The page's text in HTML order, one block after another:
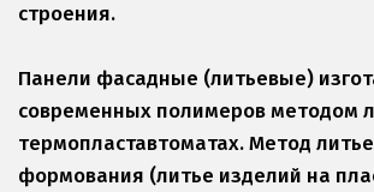
строения.
Панели фасадные (литьевые)
современных полимеров методом
термопластавтоматах. Метод
формования (литье изделий на